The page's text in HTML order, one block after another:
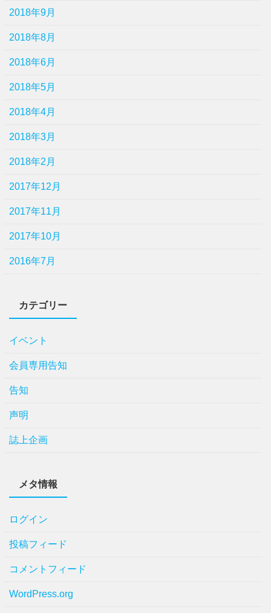
2018年9月
2018年8月
2018年6月
2018年5月
2018年4月
2018年3月
2018年2月
2017年12月
2017年11月
2017年10月
2016年7月
カテゴリー
イベント
会員専用告知
告知
声明
誌上企画
メタ情報
ログイン
投稿フィード
コメントフィード
WordPress.org